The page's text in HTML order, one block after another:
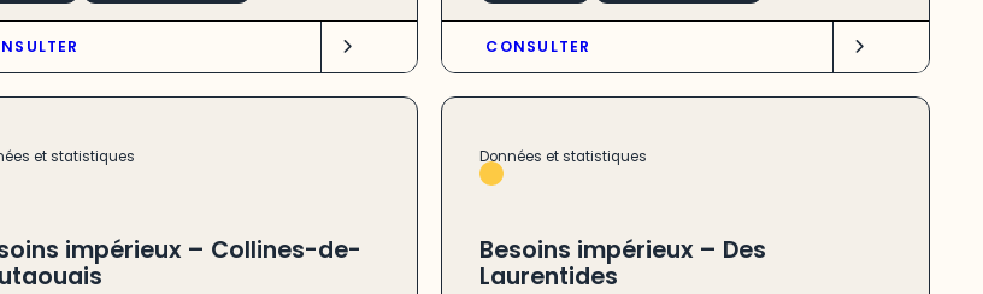
CONSULTER
et statistiques
impérieux – Collines-de-
Données et statistiques
Besoins impérieux – Des
Laurentides